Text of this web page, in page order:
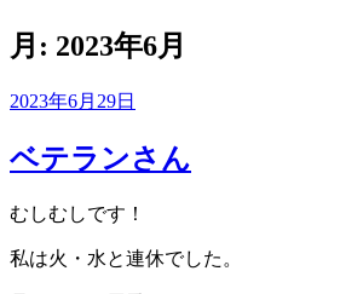
月: 2023年6月
投
日:
2023年6月29日
ベテランさん
むしむしです！
私は火・水と連休でした。